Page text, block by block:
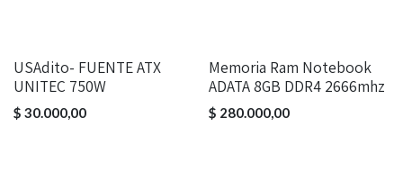
USAdito- FUENTE ATX
UNITEC 750W
$ 30.000,00
Memoria Ram Notebook
ADATA 8GB DDR4 2666mhz
$ 280.000,00